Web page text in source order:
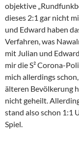
objektive
dieses 2:1 gar nicht
und Edward haben
Verfahren, was
mit Julian und
mir die S² Corona-
mich allerdings
älteren Bevölkerung
nicht geheilt.
stand also schon 1:1
Spiel.